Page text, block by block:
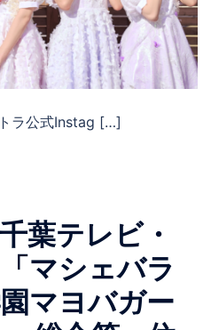
ラ公式Instag […]
葉テレビ・
マシェバラ
マヨバガー